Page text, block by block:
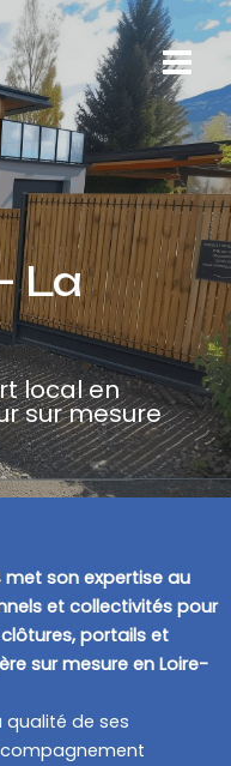
La
local en
sur mesure
met son expertise au
et collectivités pour
portails et
sur mesure en Loire-
qualité de ses